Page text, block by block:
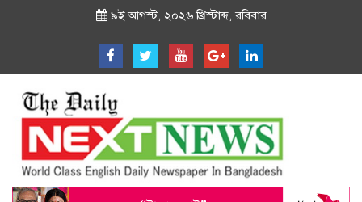
৯ই আগস্ট, ২০২৬ খ্রিস্টাব্দ, রবিবার